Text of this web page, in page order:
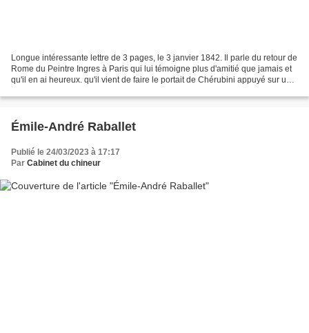
Longue intéressante lettre de 3 pages, le 3 janvier 1842. Il parle du retour de
Rome du Peintre Ingres à Paris qui lui témoigne plus d'amitié que jamais et
qu'il en ai heureux. qu'il vient de faire le portait de Chérubini appuyé sur une
Émile-André Raballet
Publié le 24/03/2023 à 17:17
Par Cabinet du chineur